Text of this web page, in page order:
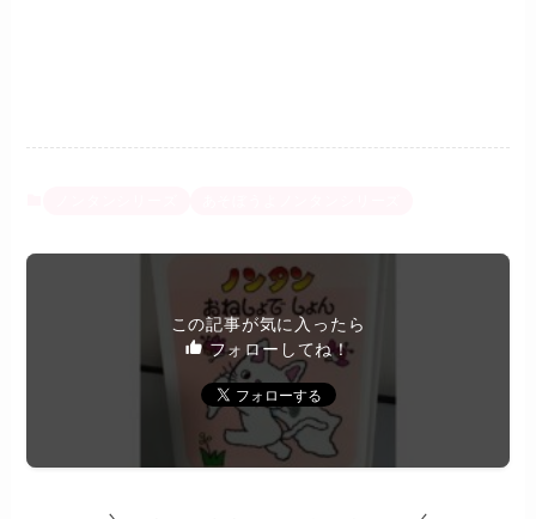
この記事が気に入ったら
フォローしてね！